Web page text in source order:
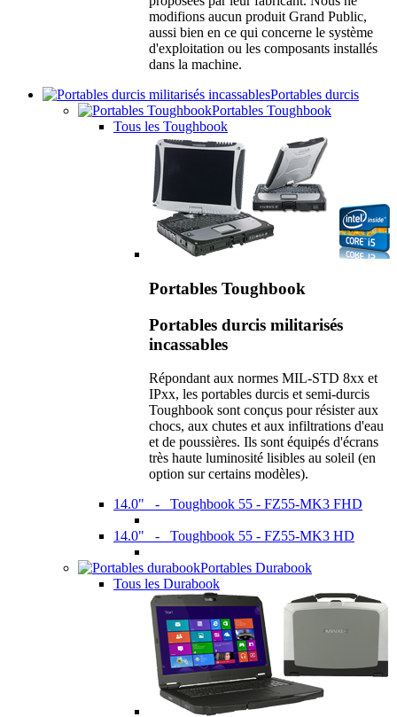
modifions aucun produit Grand Public,
aussi bien en ce qui concerne le système
d'exploitation ou les composants installés
dans la machine.
Portables durcis
Portables Toughbook
Tous les Toughbook
Portables Toughbook
Portables durcis militarisés
incassables
Répondant aux normes MIL-STD 8xx et
IPxx, les portables durcis et semi-durcis
Toughbook sont conçus pour résister aux
chocs, aux chutes et aux infiltrations d'eau
et de poussières. Ils sont équipés d'écrans
très haute luminosité lisibles au soleil (en
option sur certains modèles).
14.0" - Toughbook 55 - FZ55-MK3 FHD
14.0" - Toughbook 55 - FZ55-MK3 HD
Portables Durabook
Tous les Durabook